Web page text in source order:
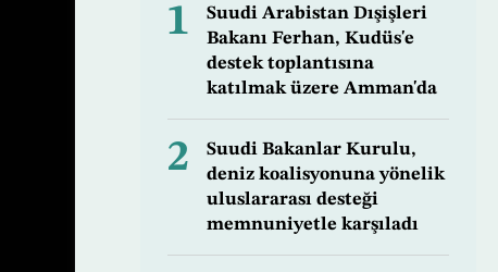
1
Suudi Arabistan Dışişleri
Bakanı Ferhan, Kudüs'e
destek toplantısına
katılmak üzere Amman'da
2
Suudi Bakanlar Kurulu,
deniz koalisyonuna yönelik
uluslararası desteği
memnuniyetle karşıladı